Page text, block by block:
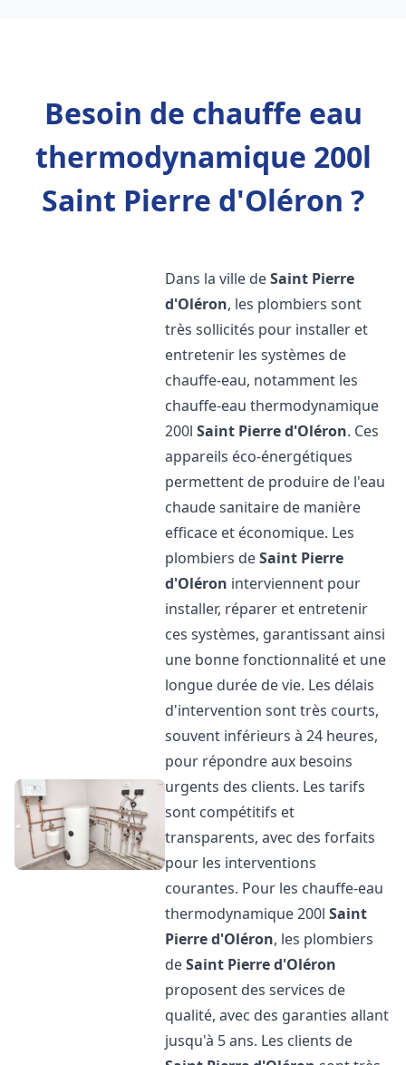
Besoin de chauffe eau
thermodynamique 200l
Saint Pierre d'Oléron ?
Dans la ville deSaint Pierre
d'Oléron, les plombiers sont
très sollicités pour installer et
entretenir les systèmes de
chauffe-eau, notamment les
chauffe-eau thermodynamique
200lSaint Pierre d'Oléron. Ces
appareils éco-énergétiques
permettent de produire de l'eau
chaude sanitaire de manière
efficace et économique. Les
plombiers deSaint Pierre
d'Oléron interviennent pour
installer, réparer et entretenir
ces systèmes, garantissant ainsi
une bonne fonctionnalité et une
longue durée de vie. Les délais
d'intervention sont très courts,
souvent inférieurs à 24 heures,
pour répondre aux besoins
urgents des clients. Les tarifs
sont compétitifs et
transparents, avec des forfaits
pour les interventions
courantes. Pour les chauffe-eau
thermodynamique 200lSaint
Pierre d'Oléron, les plombiers
deSaint Pierre d'Oléron
proposent des services de
qualité, avec des garanties allant
jusqu'à 5 ans. Les clients de